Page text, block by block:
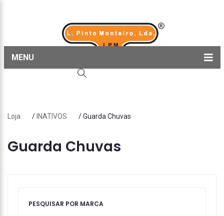
MENU
Sobre nós
Loja / INATIVOS / Guarda Chuvas
Guarda Chuvas
PESQUISAR POR MARCA